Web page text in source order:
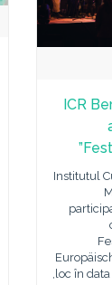
ICR
Institutul
loc în